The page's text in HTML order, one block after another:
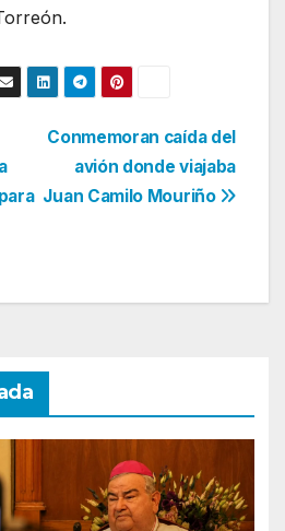
Conmemoran caída del
avión donde viajaba
Juan Camilo Mouriño